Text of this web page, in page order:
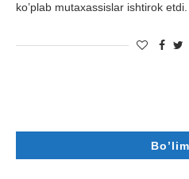
ko’plab mutaxassislar ishtirok etdi.